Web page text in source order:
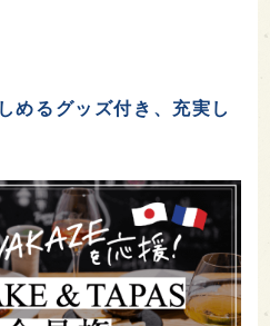
めるグッズ付き、充実し